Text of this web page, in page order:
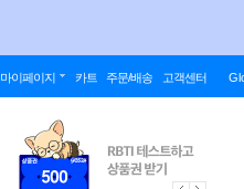
마이페이지 카트 주문/배송 고객센터